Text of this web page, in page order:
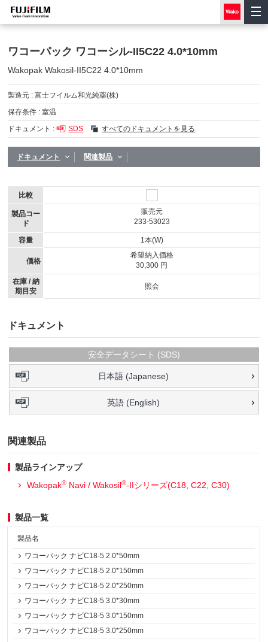
ワコーパック ワコーシル-II5C22 4.0*10mm
Wakopak Wakosil-II5C22 4.0*10mm
製造元 :富士フイルム和光純薬(株)
保存条件 :室温
ドキュメント :
SDS すべてのドキュメントを見る
ドキュメント 関連製品
比較
製品コー
ド
容量
価格
在庫 / 納
期目安
販売元
233-53023
1本(W)
希望納入価格
30,300 円
照会
ドキュメント
安全データシート (SDS)
日本語 (Japanese)
英語 (English)
関連製品
製品ラインアップ
Wakopak® Navi / Wakosil®-IIシリーズ(C18, C22, C30)
製品一覧
製品名
ワコーパック ナビC18-5 2.0*50mm
ワコーパック ナビC18-5 2.0*150mm
ワコーパック ナビC18-5 2.0*250mm
ワコーパック ナビC18-5 3.0*30mm
ワコーパック ナビC18-5 3.0*150mm
ワコーパック ナビC18-5 3.0*250mm